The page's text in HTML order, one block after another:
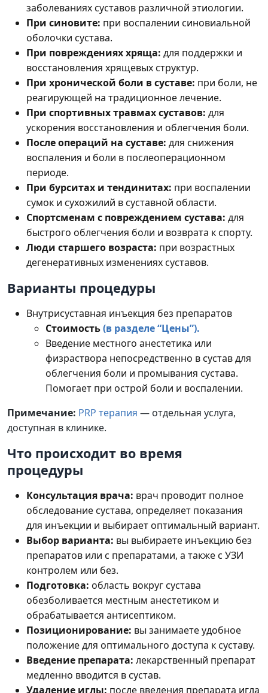
заболеваниях суставов различной этиологии.
При синовите: при воспалении синовиальной
оболочки сустава.
При повреждениях хряща: для поддержки и
восстановления хрящевых структур.
При хронической боли в суставе: при боли, не
реагирующей на традиционное лечение.
При спортивных травмах суставов: для
ускорения восстановления и облегчения боли.
После операций на суставе: для снижения
воспаления и боли в послеоперационном
периоде.
При бурситах и тендинитах: при воспалении
сумок и сухожилий в суставной области.
Спортсменам с повреждением сустава: для
быстрого облегчения боли и возврата к спорту.
Люди старшего возраста: при возрастных
дегенеративных изменениях суставов.
Варианты процедуры
Внутрисуставная инъекция без препаратов
Стоимость(в разделе “Цены”).
Введение местного анестетика или
физраствора непосредственно в сустав для
облегчения боли и промывания сустава.
Помогает при острой боли и воспалении.
Примечание: PRP терапия — отдельная услуга,
доступная в клинике.
Что происходит во время
процедуры
Консультация врача: врач проводит полное
обследование сустава, определяет показания
для инъекции и выбирает оптимальный вариант.
Выбор варианта: вы выбираете инъекцию без
препаратов или с препаратами, а также с УЗИ
контролем или без.
Подготовка: область вокруг сустава
обезболивается местным анестетиком и
обрабатывается антисептиком.
Позиционирование: вы занимаете удобное
положение для оптимального доступа к суставу.
Введение препарата: лекарственный препарат
медленно вводится в сустав.
Удаление иглы: после введения препарата игла